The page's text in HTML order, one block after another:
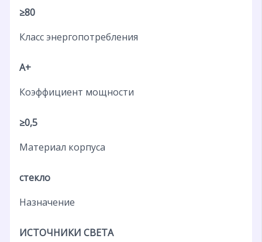
≥80
Класс энергопотребления
A+
Коэффициент мощности
≥0,5
Материал корпуса
стекло
Назначение
ИСТОЧНИКИ СВЕТА